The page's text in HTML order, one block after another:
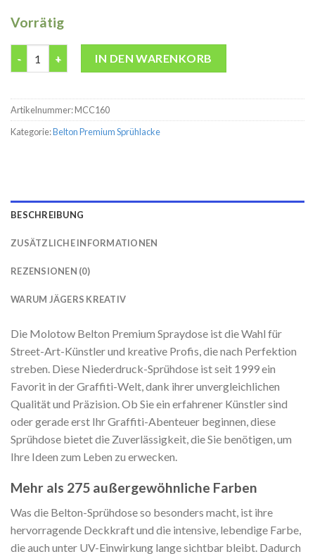
Vorrätig
IN DEN WARENKORB
Artikelnummer:MCC160
Kategorie:Belton Premium Sprühlacke
BESCHREIBUNG
ZUSÄTZLICHE INFORMATIONEN
REZENSIONEN (0)
WARUM JÄGERS KREATIV
Die Molotow Belton Premium Spraydose ist die Wahl für
Street-Art-Künstler und kreative Profis, die nach Perfektion
streben. Diese Niederdruck-Sprühdose ist seit 1999 ein
Favorit in der Graffiti-Welt, dank ihrer unvergleichlichen
Qualität und Präzision. Ob Sie ein erfahrener Künstler sind
oder gerade erst Ihr Graffiti-Abenteuer beginnen, diese
Sprühdose bietet die Zuverlässigkeit, die Sie benötigen, um
Ihre Ideen zum Leben zu erwecken.
Mehr als 275 außergewöhnliche Farben
Was die Belton-Sprühdose so besonders macht, ist ihre
hervorragende Deckkraft und die intensive, lebendige Farbe,
die auch unter UV-Einwirkung lange sichtbar bleibt. Dadurch